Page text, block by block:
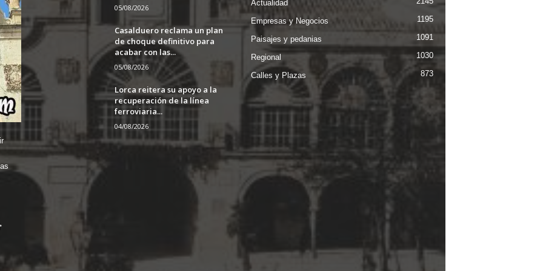
05/08/2026
Casalduero reclama un plan
de choque definitivo para
acabar con las...
05/08/2026
Lorca reitera su apoyo a la
recuperación de la línea
ferroviaria...
04/08/2026
Actualidad
Empresas y Negocios 1195
Paisajes y pedanias 1091
Regional 1030
Calles y Plazas 873